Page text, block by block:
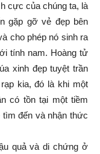
cực của chúng ta, là
gặp gỡ vẻ đẹp bên
cho phép nó sinh ra
tính nam. Hoàng tử
xinh đẹp tuyệt trần
kia, đó là khi một
có tồn tại một tiềm
đến và nhận thức
quả và di chứng ở